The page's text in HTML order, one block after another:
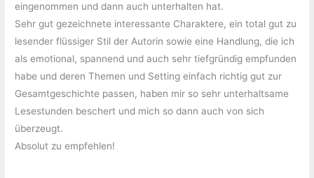
eingenommen und dann auch unterhalten hat.
Sehr gut gezeichnete interessante Charaktere, ein total gut zu
lesender flüssiger Stil der Autorin sowie eine Handlung, die ich
als emotional, spannend und auch sehr tiefgründig empfunden
habe und deren Themen und Setting einfach richtig gut zur
Gesamtgeschichte passen, haben mir so sehr unterhaltsame
Lesestunden beschert und mich so dann auch von sich
überzeugt.
Absolut zu empfehlen!